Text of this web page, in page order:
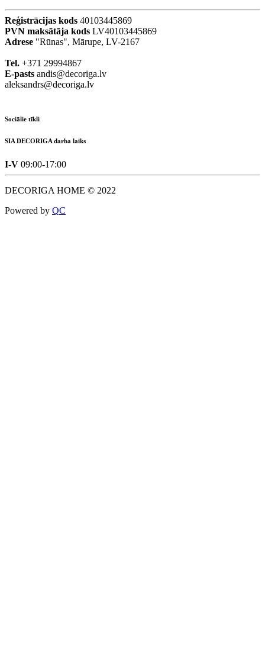
Reģistrācijas kods 40103445869
PVN maksātāja kods LV40103445869
Adrese "Rūnas", Mārupe, LV-2167
Tel. +371 29994867
E-pasts andis@decoriga.lv
aleksandrs@decoriga.lv
Sociālie tīkli
SIA DECORIGA darba laiks
I-V 09:00-17:00
DECORIGA HOME © 2022
Powered by QC